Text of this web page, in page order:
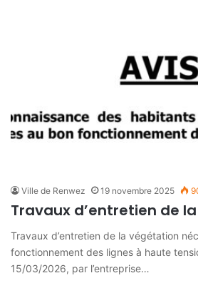
Ville de Renwez 19 novembre 2025
Travaux d’entretien de
Travaux d’entretien de la végétation
fonctionnement des lignes à haute
15/03/2026, par l’entreprise…